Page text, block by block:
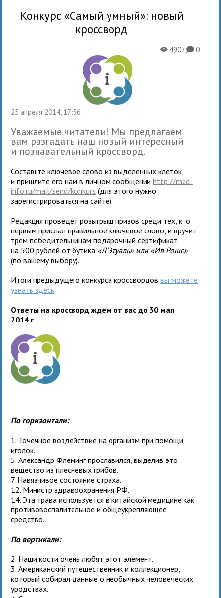
Конкурс «Самый умный»: новый
кроссворд
25 апреля 2014, 17:56
X4907K0
Уважаемые читатели! Мы предлагаем
вам разгадать наш новый интересный
и познавательный кроссворд.
Составьте ключевое слово из выделенных клеток
и пришлите его нам в личном сообщенииhttp://med-
info.ru/mail/send/konkurs (для этого нужно
зарегистрироваться на сайте).
Редакция проведет розыгрыш призов среди тех, кто
первым прислал правильное ключевое слово, и вручит
трем победительницам подарочный сертификат
на 500 рублей от бутика «Л’Этуаль» или «Ив Роше»
(по вашему выбору).
Итоги предыдущего конкурса кроссвордоввы можете
узнать здесь.
Ответы на кроссворд ждем от вас до 30 мая
2014 г.
По горизонтали:
1. Точечное воздействие на организм при помощи
иголок.
5. Александр Флеминг прославился, выделив это
вещество из плесневых грибов.
7. Навязчивое состояние страха.
12. Министр здравоохранения РФ.
14. Эта трава используется в китайской медицине как
противовоспалительное и общеукрепляющее
средство.
По вертикали:
2. Наши кости очень любят этот элемент.
3. Американский путешественник и коллекционер,
который собирал данные о необычных человеческих
уродствах.